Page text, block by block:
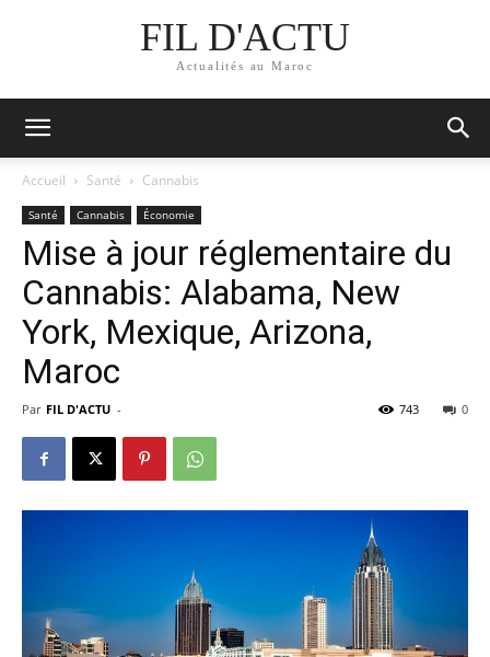
FIL D'ACTU
Actualités au Maroc
Accueil Santé Cannabis
Santé Cannabis Économie
Mise à jour réglementaire du
Cannabis: Alabama, New
York, Mexique, Arizona,
Maroc
Par FIL D'ACTU - 0
743